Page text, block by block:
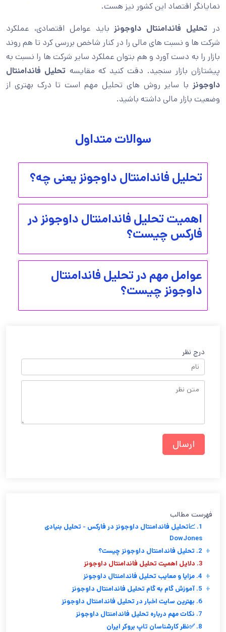
نمایانگر اقتصاد این کشور نیز هست.
در تحلیل فاندامنتال داوجونزباید عوامل اقتصادی، عملکرد
شرکت ها و نسبت های مالی را در کنار شاخص بررسی کرد تا هم روند
بازار را به دست آورد و هم بتوان عملکرد سایر شرکت ها را نسبت به
پیشتازان بازار سنجید. دقت کنید که مقایسه تحلیل فاندامنتال
داوجونز با سایر روش های تحلیل مهم است تا درک بهتری از
وضعیت بازار مالی داشته باشید.
سوالات متداول
تحلیل فاندامنتال داوجونز یعنی چه؟
اهمیت تحلیل فاندامنتال داوجونز در
فارکس چیست؟
عوامل مهم در تحلیل فاندامنتال
داوجونز چیست؟
درج نظر
فهرست مطالب
1. 📈تحلیل فاندامنتال داوجونز در فارکس - تحلیل بنیادی
DowJones
2. تحلیل فاندامنتال داوجونز چیست؟ +
3. دلایل اهمیت تحلیل فاندامنتال داوجونز
4. مزایا و معایب تحلیل فاندامنتال داوجونز +
5. آموزش گام به گام تحلیل فاندامنتال داوجونز +
6. بهترین سایت اخبار در تحلیل فاندامنتال داوجونز
7. نکات مهم درباره تحلیل فاندامنتال داوجونز
8. ✅نظر کارشناسان تاپ بروکر ایران